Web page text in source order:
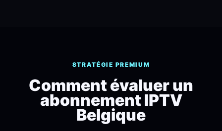
STRATÉGIE PREMIUM
Comment évaluer un
abonnement IPTV
Belgique